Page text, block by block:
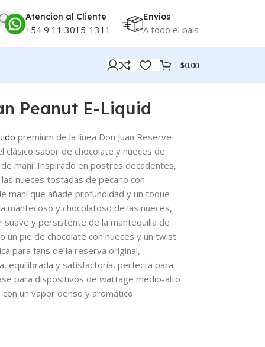
Atencion al Cliente
+54 9 11 3015-1311
Envíos
A todo el país
$0.00
Peanut E-Liquid
premium de la línea Don Juan Reserve
clásico sabor de chocolate y nueces de
maní. Inspirado en postres decadentes,
nueces tostadas de pecano con
maní que añade profundidad y un toque
mantecoso y chocolatoso de las nueces,
y persistente de la mantequilla de
un pie de chocolate con nueces y un twist
para fans de la reserva original,
equilibrada y satisfactoria, perfecta para
para dispositivos de wattage medio-alto
un vapor denso y aromático.